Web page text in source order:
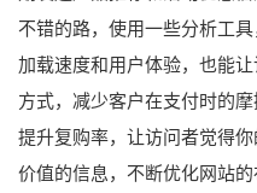
不错的路，使用一些分析工
加载速度和用户体验，也能
方式，减少客户在支付时的
提升复购率，让访问者觉得
价值的信息，不断优化网站